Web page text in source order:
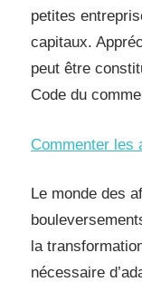
petites
capitaux.
peut être
Code du
Commenter les
Le monde des
la
nécessaire